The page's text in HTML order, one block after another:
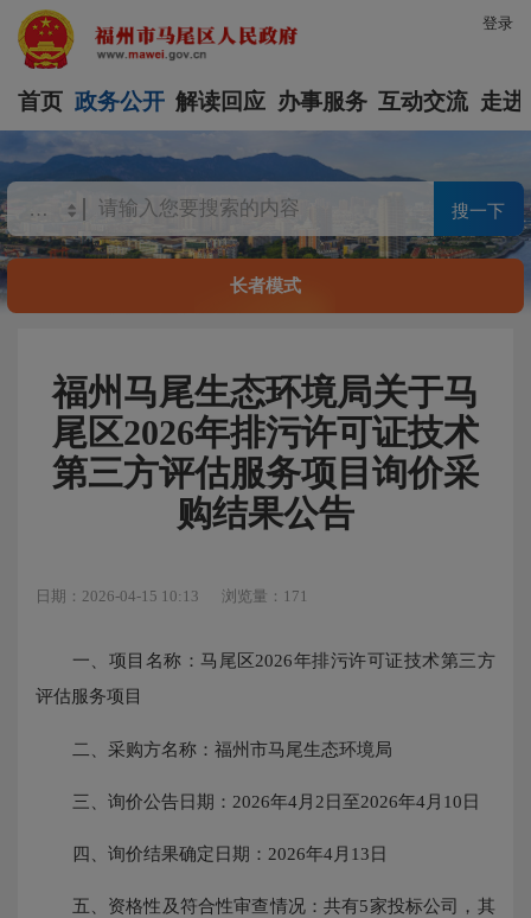
登录
首页 政务公开 解读回应 办事服务 互动交流 走进
搜一下
长者模式
福州马尾生态环境局关于马
尾区2026年排污许可证技术
第三方评估服务项目询价采
购结果公告
日期：2026-04-15 10:13 浏览量：171
一、项目名称：马尾区2026年排污许可证技术第三方
评估服务项目
二、采购方名称：福州市马尾生态环境局
三、询价公告日期：2026年4月2日至2026年4月10日
四、询价结果确定日期：2026年4月13日
五、资格性及符合性审查情况：共有5家投标公司，其